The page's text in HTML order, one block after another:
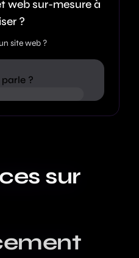
web sur-mesure à
?
site web ?
?
sur